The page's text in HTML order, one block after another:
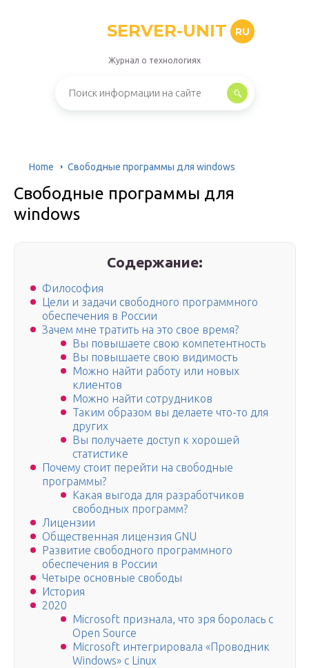
SERVER-UNIT RU
Журнал о технологиях
Home Свободные программы для windows
Свободные программы для
windows
Содержание:
Философия
Цели и задачи свободного программного
обеспечения в России
Зачем мне тратить на это свое время?
Вы повышаете свою компетентность
Вы повышаете свою видимость
Можно найти работу или новых
клиентов
Можно найти сотрудников
Таким образом вы делаете что-то для
других
Вы получаете доступ к хорошей
статистике
Почему стоит перейти на свободные
программы?
Какая выгода для разработчиков
свободных программ?
Лицензии
Общественная лицензия GNU
Развитие свободного программного
обеспечения в России
Четыре основные свободы
История
2020
Microsoft признала, что зря боролась с
Open Source
Microsoft интегрировала «Проводник
Windows» с Linux